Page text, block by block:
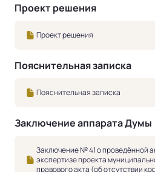
Проект решения
Проект решения
Пояснительная записка
Пояснительная записка
Заключение аппарата Думы
Заключение № 41 о проведённой
экспертизе проекта
правового акта (об отсутствии